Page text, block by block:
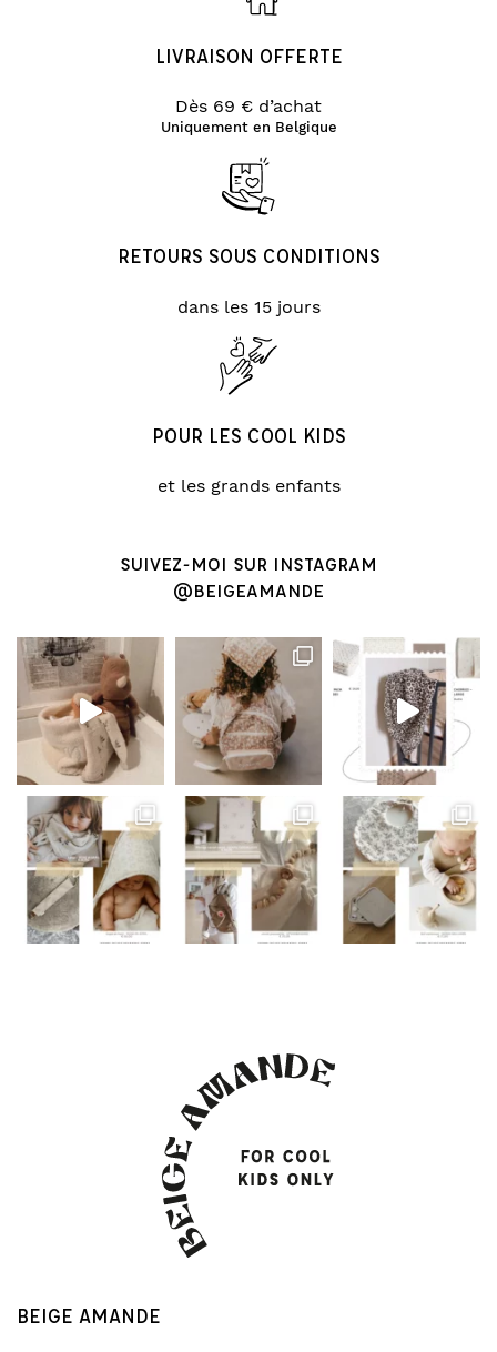
LIVRAISON OFFERTE
Dès 69 € d’achat
Uniquement en Belgique
RETOURS SOUS CONDITIONS
dans les 15 jours
POUR LES COOL KIDS
et les grands enfants
SUIVEZ-MOI SUR INSTAGRAM
@BEIGEAMANDE
BEIGE AMANDE